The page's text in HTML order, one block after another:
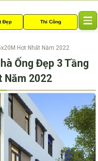
Đẹp Thi Công
l
a
i
g
a
t
i
Hot Nhất Năm 2022
Ống Đẹp 3 Tầng
Năm 2022